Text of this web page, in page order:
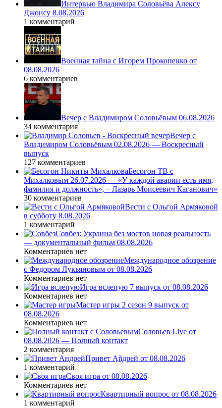
Интервью Владимира Соловьёва Алексу
Джонсу 8.08.2026
1 комментарий
Военная тайна с Игорем Прокопенко от
08.08.2026
6 комментариев
Вечер с Владимиром Соловьёвым 06.08.2026
34 комментария
Вечер с
Владимиром Соловьёвым 02.08.2026 — Воскресный
выпуск
127 комментариев
Бесогон ТВ с
Михалковым 26.07.2026 — «У каждой аварии есть имя,
фамилия и должность», – Лазарь Моисеевич Каганович»
30 комментариев
Вести с Ольгой Армяковой
в субботу 8.08.2026
1 комментарий
Совбез: Украина без мостов новая реальность
— документальный фильм 08.08.2026
Комментариев нет
Международное обозрение
с Федором Лукьяновым от 08.08.2026
Комментариев нет
Игра вслепую 7 выпуск от 08.08.2026
Комментариев нет
Мастер игры 2 сезон 9 выпуск от
08.08.2026
Комментариев нет
Соловьев Live от
08.08.2026 — Полный контакт
2 комментария
Привет Ąñдpей от 08.08.2026
1 комментарий
Своя игра от 08.08.2026
Комментариев нет
Квартирный вопрос от 08.08.2026
1 комментарий